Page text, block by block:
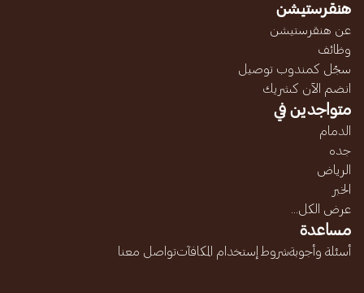
هنقرستيشن
عن هنقرستيشن
وظائف
سجّل كمندوب توصيل
انضم الآن كشريك
متواجدين في
الدمام
جده
الرياض
الخبر
عرض الكل...
مساعدة
أسئلة وأجوبةشروط إستخدام المكافآتتواصل معنا